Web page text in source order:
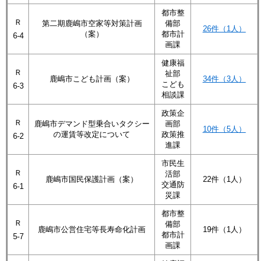
Ｒ
6-4
第二期鹿嶋市空家等対策計画
（案）
都市整
備部
都市計
画課
26件（1人）
Ｒ
6-3
鹿嶋市こども計画（案）
健康福
祉部
こども
相談課
34件（3人）
Ｒ
6-2
鹿嶋市デマンド型乗合いタクシー
の運賃等改定について
政策企
画部
政策推
進課
10件（5人）
Ｒ
6-1
鹿嶋市国民保護計画（案）
市民生
活部
交通防
災課
22件（1人）
Ｒ
5-7
鹿嶋市公営住宅等長寿命化計画
都市整
備部
都市計
画課
19件（1人）